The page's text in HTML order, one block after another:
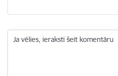
Ja vēlies, ieraksti šeit komentāru